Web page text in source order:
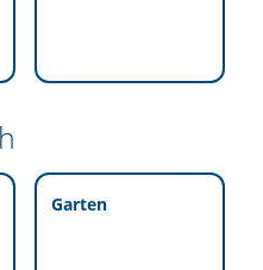
Garten